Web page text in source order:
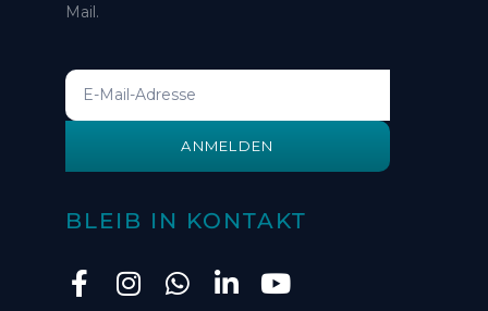
Mail.
ANMELDEN
BLEIB IN KONTAKT